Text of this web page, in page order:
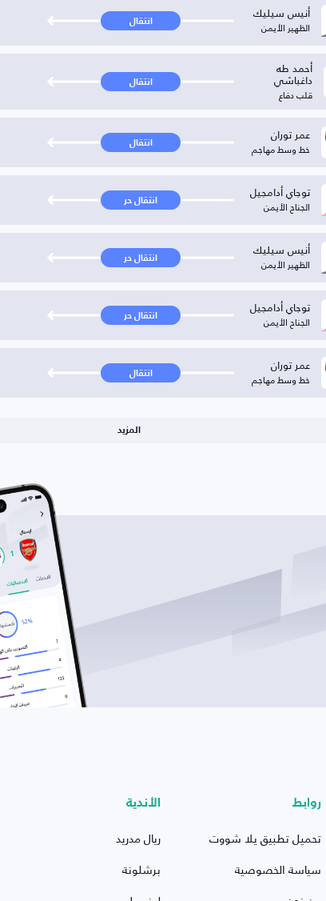
أنيس سيليك
الظهير الأيمن انتقال
أحمد طه
داغباشي
قلب دفاع
انتقال
عمر توران
خط وسط مهاجم انتقال
توجاي أدامجيل
الجناح الأيمن انتقال حر
أنيس سيليك
الظهير الأيمن انتقال حر
توجاي أدامجيل
الجناح الأيمن انتقال حر
عمر توران
خط وسط مهاجم انتقال
المزيد
روابط
تحميل تطبيق يلا شووت
سياسة الخصوصية
الأندية
ريال مدريد
برشلونة